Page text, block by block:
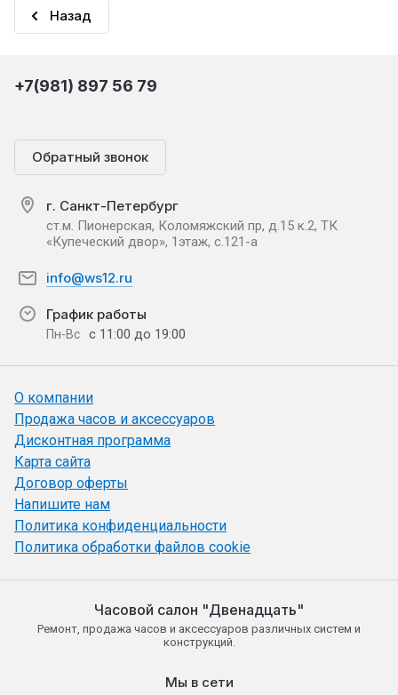
Назад
+7(981) 897 56 79
Обратный звонок
г. Санкт-Петербург
ст.м. Пионерская, Коломяжский пр, д.15 к.2, ТК
«Купеческий двор», 1этаж, с.121-а
info@ws12.ru
График работы
Пн-Вс с 11:00 до 19:00
О компании
Продажа часов и аксессуаров
Дисконтная программа
Карта сайта
Договор оферты
Напишите нам
Политика конфиденциальности
Политика обработки файлов cookie
Часовой салон "Двенадцать"
Ремонт, продажа часов и аксессуаров различных систем и
конструкций.
Мы в сети